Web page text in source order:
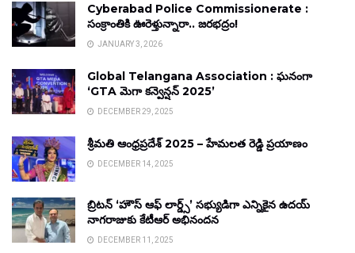
Cyberabad Police Commissionerate :
సంక్రాంతికి ఊరెళ్తున్నారా.. జరభద్రం!
JANUARY 3, 2026
Global Telangana Association : ఘనంగా
‘GTA మెగా కన్వెన్షన్ 2025’
DECEMBER 29, 2025
శ్రీమతి ఆంధ్రప్రదేశ్ 2025 – హేమలత రెడ్డి ప్రయాణం
DECEMBER 14, 2025
బ్రిటన్ ‘హౌస్ ఆఫ్ లార్డ్స్’ సభ్యుడిగా ఎన్నికైన ఉదయ్
నాగరాజుకు కేటీఆర్ అభినందన
DECEMBER 11, 2025